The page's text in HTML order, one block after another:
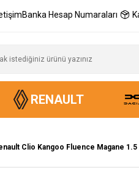
Banka Hesap Numaraları
RENAULT
Clio Kangoo Fluence Magane